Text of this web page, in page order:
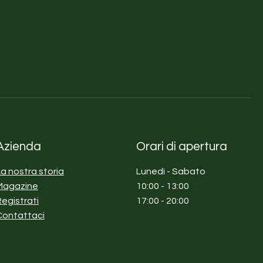
nostra storia
Orari di apertura
Lunedì - Sabato
10:00 - 13:00
17:00 - 20:00